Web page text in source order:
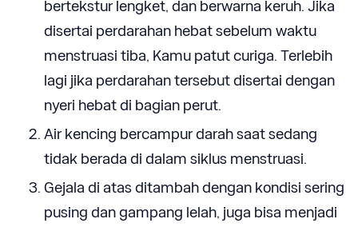
bertekstur lengket, dan berwarna keruh. Jika
disertai perdarahan hebat sebelum waktu
menstruasi tiba, Kamu patut curiga. Terlebih
lagi jika perdarahan tersebut disertai dengan
nyeri hebat di bagian perut.
Air kencing bercampur darahsaatsedang
tidak berada di dalam siklus menstruasi.
Gejala di atas ditambah dengan kondisi sering
pusing dan gampang lelah, juga bisa menjadi